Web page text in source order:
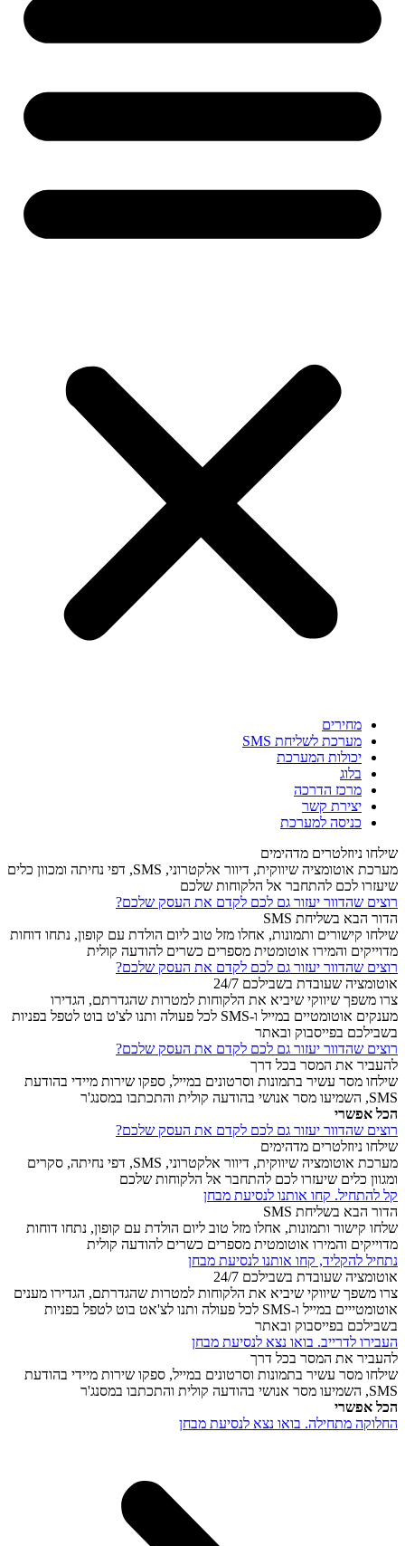
מחירים
מערכת לשליחת SMS
יכולות המערכת
בלוג
מרכז הדרכה
יצירת קשר
כניסה למערכת
שילחו ניוזלטרים מדהימים
מערכת אוטומציה שיווקית, דיוור אלקטרוני, SMS, דפי נחיתה ומכוון כלים
שיעזרו לכם להתחבר אל הלקוחות שלכם
רוצים שהדוור יעזור גם לכם לקדם את העסק שלכם?
הדור הבא בשליחת SMS
שילחו קישורים ותמונות, אחלו מזל טוב ליום הולדת עם קופון, נתחו דוחות
מדוייקים והמירו אוטומטית מספרים כשרים להודעה קולית
רוצים שהדוור יעזור גם לכם לקדם את העסק שלכם?
אוטומציה שעובדת בשבילכם 24/7
צרו משפך שיווקי שיביא את הלקוחות למטרות שהגדרתם, הגדירו
מענקים אוטומטיים במייל ו-SMS לכל פעולה ותנו לצ'ט בוט לטפל בפניות
בשבילכם בפייסבוק ובאתר
רוצים שהדוור יעזור גם לכם לקדם את העסק שלכם?
להעביר את המסר בכל דרך
שילחו מסר עשיר בתמונות וסרטונים במייל, ספקו שירות מיידי בהודעת
SMS, השמיעו מסר אנושי בהודעה קולית והתכתבו במסנג'ר
הכל אפשרי
רוצים שהדוור יעזור גם לכם לקדם את העסק שלכם?
שילחו ניוזלטרים מדהימים
מערכת אוטומציה שיווקית, דיוור אלקטרוני, SMS, דפי נחיתה, סקרים
ומגוון כלים שיעזרו לכם להתחבר אל הלקוחות שלכם
קל להתחיל. קחו אותנו לנסיעת מבחן
הדור הבא בשליחת SMS
שלחו קישור ותמונות, אחלו מזל טוב ליום הולדת עם קופון, נתחו דוחות
מדוייקים והמירו אוטומטית מספרים כשרים להודעה קולית
נתחיל להקליד, קחו אותנו לנסיעת מבחן
אוטומציה שעובדת בשבילכם 24/7
צרו משפך שיווקי שיביא את הלקוחות למטרות שהגדרתם, הגדירו מענים
אוטומטייים במייל ו-SMS לכל פעולה ותנו לצ'אט בוט לטפל בפניות
בשבילכם בפייסבוק ובאתר
העבירו לדרייב. בואו נצא לנסיעת מבחן
להעביר את המסר בכל דרך
שילחו מסר עשיר בתמונות וסרטונים במייל, ספקו שירות מיידי בהודעת
SMS, השמיעו מסר אנושי בהודעה קולית והתכתבו במסנג'ר
הכל אפשרי
החלוקה מתחילה. בואו נצא לנסיעת מבחן